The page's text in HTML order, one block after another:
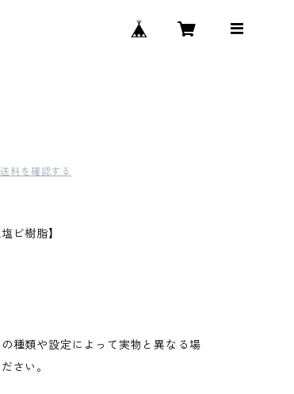
送料を確認する
ビ樹脂】
種類や設定によって実物と異なる場
さい。